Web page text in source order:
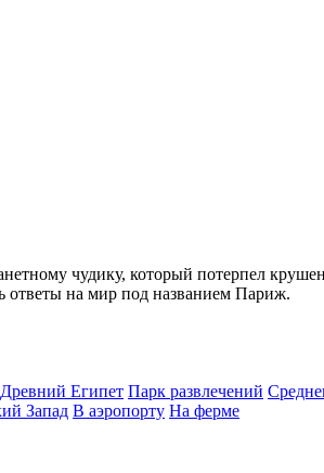
чудику, который потерпел
ответы на мир под названием Париж.
Древний Египет Парк развлечений
Запад В аэропорту На ферме